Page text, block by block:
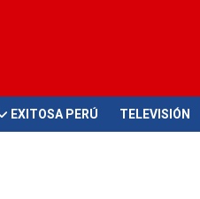
EXITOSA PERÚ TELEVISIÓN